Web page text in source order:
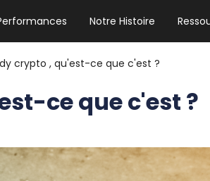
Notre Histoire
HEBDO
news crypto dont vous avez besoin
ultime pour débuter dans les
crypto , qu'est-ce que c'est ?
ce que c'est ?